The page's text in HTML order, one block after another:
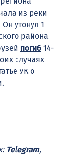
из реки
утонул 1
района.
погиб 14-
случаях
УК о
Telegram,